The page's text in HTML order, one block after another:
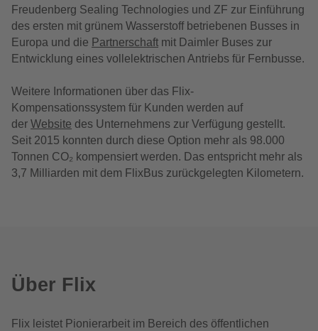
Freudenberg Sealing Technologies und ZF zur Einführung
des ersten mit grünem Wasserstoff betriebenen Busses in
Europa und die Partnerschaft mit Daimler Buses zur
Entwicklung eines vollelektrischen Antriebs für Fernbusse.
Weitere Informationen über das Flix-
Kompensationssystem für Kunden werden auf
der Website des Unternehmens zur Verfügung gestellt.
Seit 2015 konnten durch diese Option mehr als 98.000
Tonnen CO₂ kompensiert werden. Das entspricht mehr als
3,7 Milliarden mit dem FlixBus zurückgelegten Kilometern.
Über Flix
Flix leistet Pionierarbeit im Bereich des öffentlichen